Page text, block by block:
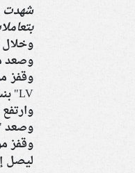
شهدت
وخلال
وصعد مؤشر "إيجي
LV" بنسبة 0.6% ليصل إلى مستوى 3864 نقطة.
وارتفع إيجي إكس 70
وصعد "إيجي إكس 100
ليصل إلى